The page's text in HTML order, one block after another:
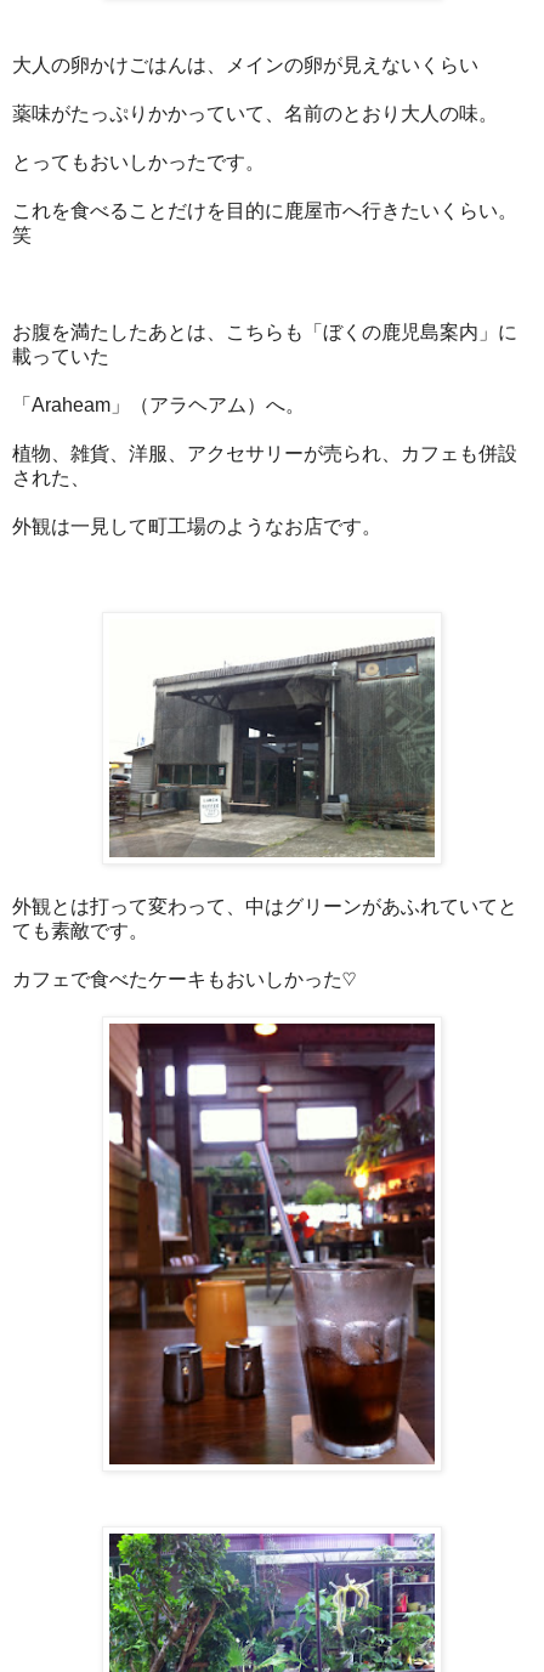
大人の卵かけごはんは、メインの卵が見えないくらい
薬味がたっぷりかかっていて、名前のとおり大人の味。
とってもおいしかったです。
これを食べることだけを目的に鹿屋市へ行きたいくらい。
笑
お腹を満たしたあとは、こちらも「ぼくの鹿児島案内」に
載っていた
「Araheam」（アラヘアム）へ。
植物、雑貨、洋服、アクセサリーが売られ、カフェも併設
された、
外観は一見して町工場のようなお店です。
外観とは打って変わって、中はグリーンがあふれていてと
ても素敵です。
カフェで食べたケーキもおいしかった♡